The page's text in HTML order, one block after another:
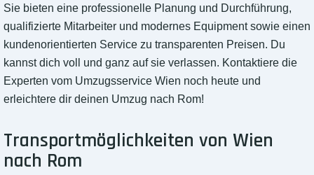
Sie bieten eine professionelle Planung und Durchführung,
qualifizierte Mitarbeiter und modernes Equipment sowie einen
kundenorientierten Service zu transparenten Preisen. Du
kannst dich voll und ganz auf sie verlassen. Kontaktiere die
Experten vom Umzugsservice Wien noch heute und
erleichtere dir deinen Umzug nach Rom!
Transportmöglichkeiten von Wien
nach Rom